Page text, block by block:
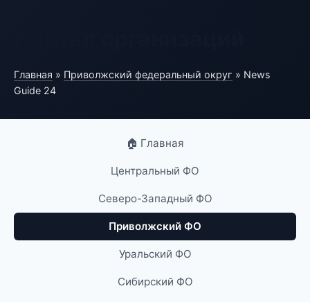
Главная » Приволжский федеральный округ » News
Guide 24
🏠 Главная
Центральный ФО
Северо-Западный ФО
Приволжский ФО
Уральский ФО
Сибирский ФО